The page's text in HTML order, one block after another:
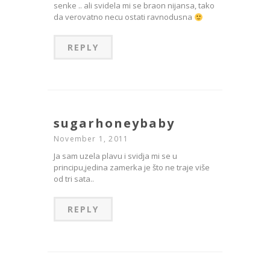
senke .. ali svidela mi se braon nijansa, tako
da verovatno necu ostati ravnodusna
REPLY
sugarhoneybaby
November 1, 2011
Ja sam uzela plavu i svidja mi se u
principu,jedina zamerka je što ne traje više
od tri sata..
REPLY